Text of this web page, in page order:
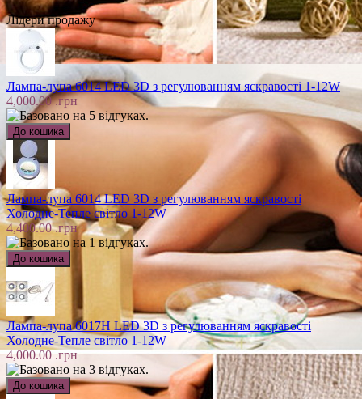
Лідери продажу
Лампа-лупа 6014 LED 3D з регулюванням яскравості 1-12W
4,000.00 .грн
Лампа-лупа 6014 LED 3D з регулюванням яскравості
Холодне-Тепле світло 1-12W
4,400.00 .грн
Лампа-лупа 6017H LED 3D з регулюванням яскравості
Холодне-Тепле світло 1-12W
4,000.00 .грн